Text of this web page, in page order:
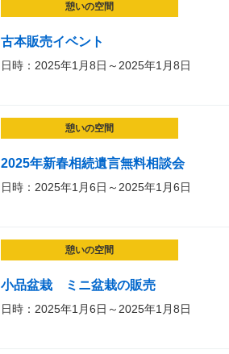
憩いの空間
古本販売イベント
日時：2025年1月8日～2025年1月8日
憩いの空間
2025年新春相続遺言無料相談会
日時：2025年1月6日～2025年1月6日
憩いの空間
小品盆栽 ミニ盆栽の販売
日時：2025年1月6日～2025年1月8日